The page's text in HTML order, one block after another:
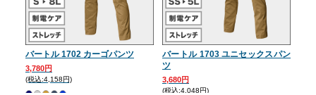
バートル 1702 カーゴパンツ
3,780円
(税込:4,158円)
バートル 1703 ユニセックスパン
ツ
3,680円
(税込:4,048円)